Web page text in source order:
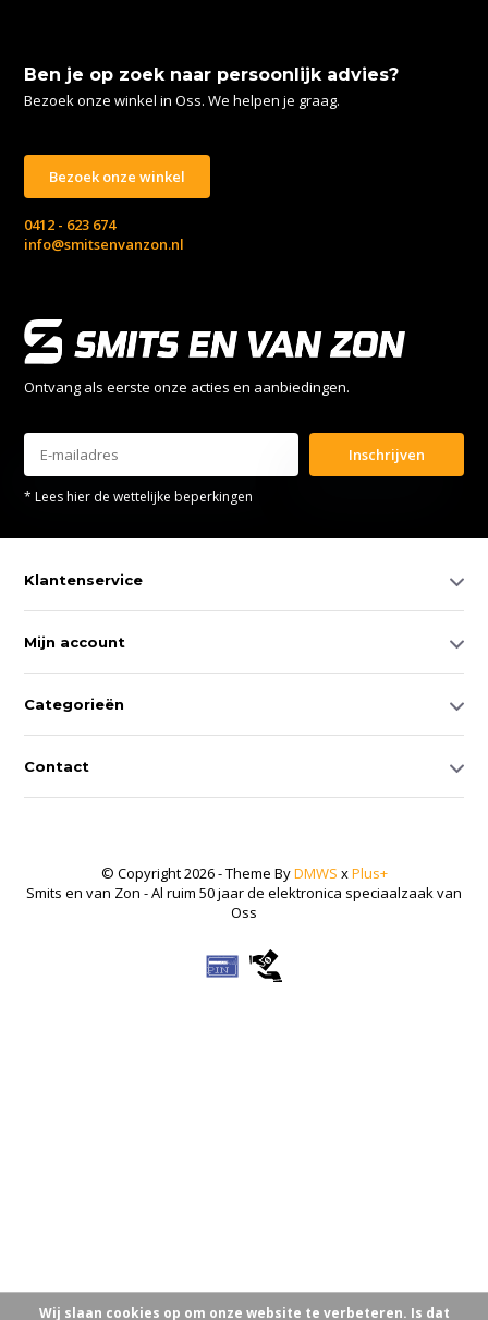
Ben je op zoek naar persoonlijk advies?
Bezoek onze winkel in Oss. We helpen je graag.
Bezoek onze winkel
0412 - 623 674
info@smitsenvanzon.nl
Ontvang als eerste onze acties en aanbiedingen.
Inschrijven
* Lees hier de wettelijke beperkingen
Klantenservice
Mijn account
Categorieën
Contact
© Copyright 2026 - Theme ByDMWS xPlus+
Smits en van Zon - Al ruim 50 jaar de elektronica speciaalzaak van
Oss
Wij slaan cookies op om onze website te verbeteren. Is dat